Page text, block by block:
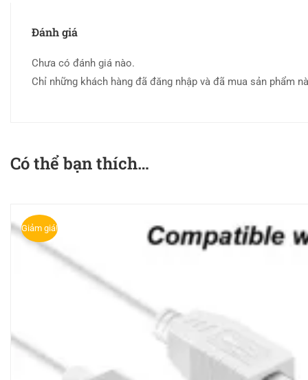
Đánh giá
Chưa có đánh giá nào.
Chỉ những khách hàng đã đăng nhập và đã mua sản phẩm
Có thể bạn thích…
Giảm giá!